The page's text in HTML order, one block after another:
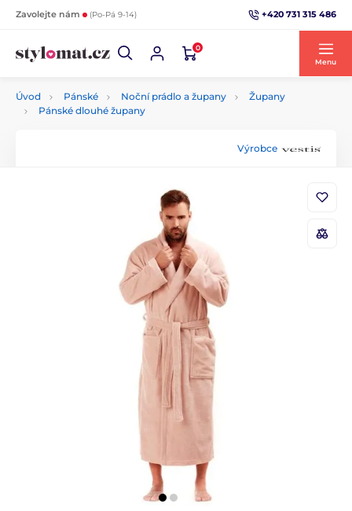
Zavolejte nám (Po-Pá 9-14) +420 731 315 486
0
Menu
Úvod Pánské Noční prádlo a župany
Župany
Pánské dlouhé župany
Výrobce